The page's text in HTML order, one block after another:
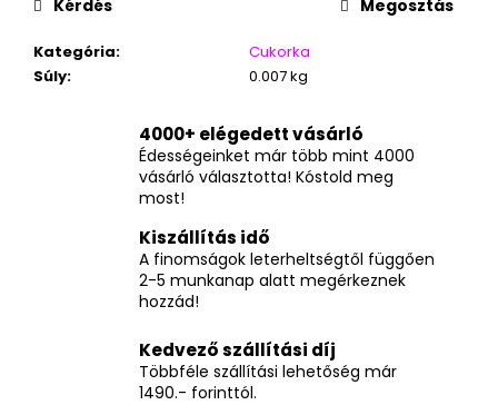
Kategória:
Cukorka
Súly: 0.007 kg
Kérdés Megosztás
4000+ elégedett vásárló
Édességeinket már több mint 4000
vásárló választotta! Kóstold meg
most!
Kiszállítás idő
A finomságok leterheltségtől függően
2-5 munkanap alatt megérkeznek
hozzád!
Kedvező szállítási díj
Többféle szállítási lehetőség már
1490.- forinttól.